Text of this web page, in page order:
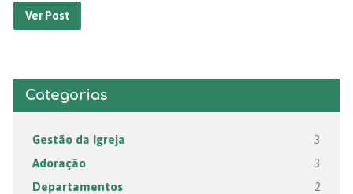
Ver Post
Categorias
Gestão da Igreja 3
Adoração 3
Departamentos 2